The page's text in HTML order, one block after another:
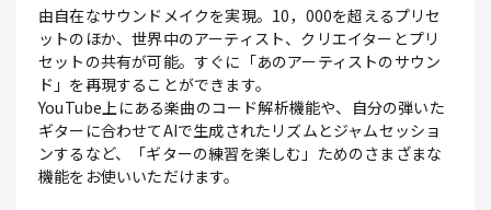
由自在なサウンドメイクを実現。10，000を超えるプリセ
ットのほか、世界中のアーティスト、クリエイターとプリ
セットの共有が可能。すぐに「あのアーティストのサウン
ド」を再現することができます。
YouTube上にある楽曲のコード解析機能や、自分の弾いた
ギターに合わせてAIで生成されたリズムとジャムセッショ
ンするなど、「ギターの練習を楽しむ」ためのさまざまな
機能をお使いいただけます。